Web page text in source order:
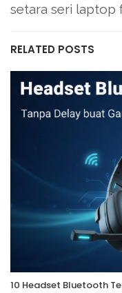
setara seri laptop
RELATED POSTS
10 Headset Bluetooth